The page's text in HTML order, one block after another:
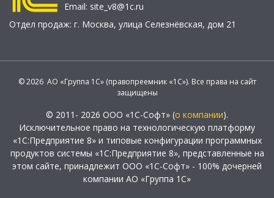
Email: site_v8@1c.ru
Отдел продаж: г. Москва, улица Селезнёвская, дом 21
© 2026 АО «Группа 1С» (правопреемник «1С»). Все права на сайт
защищены
© 2011- 2026 ООО «1С-Софт» (о компании).
Исключительное право на технологическую платформу
«1С:Предприятие 8» и типовые конфигурации программных
продуктов системы «1С:Предприятие 8», представленные на
этом сайте, принадлежит ООО «1С-Софт» - 100% дочерней
компании АО «Группа 1С»